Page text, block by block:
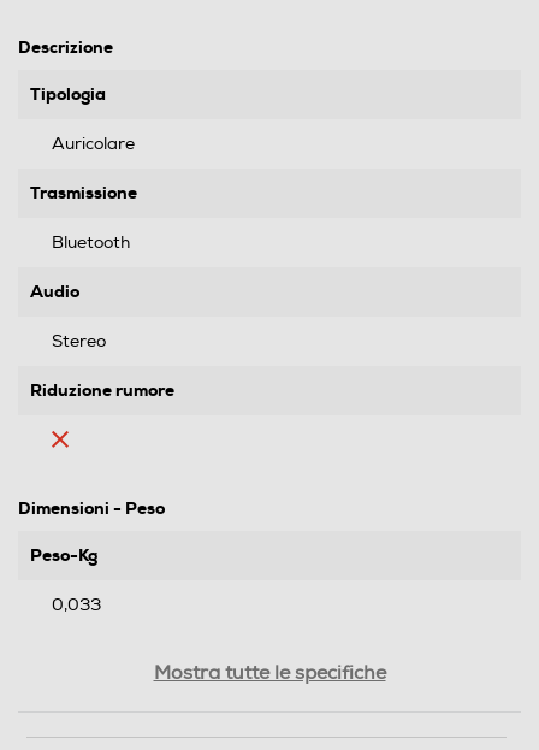
Descrizione
Tipologia
Auricolare
Trasmissione
Bluetooth
Audio
Stereo
Riduzione rumore
Dimensioni - Peso
Peso-Kg
0,033
Informazioni sulla sicurezza del prodotto
Mostra tutte le specifiche